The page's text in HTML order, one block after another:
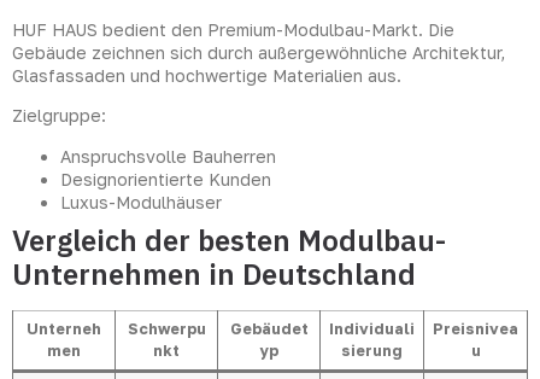
HUF HAUS bedient den Premium-Modulbau-Markt. Die
Gebäude zeichnen sich durch außergewöhnliche Architektur,
Glasfassaden und hochwertige Materialien aus.
Zielgruppe:
Anspruchsvolle Bauherren
Designorientierte Kunden
Luxus-Modulhäuser
Vergleich der besten Modulbau-
Unternehmen in Deutschland
Unterneh
men
Schwerpu
nkt
Gebäudet
yp
Individuali
sierung
Preisnivea
u